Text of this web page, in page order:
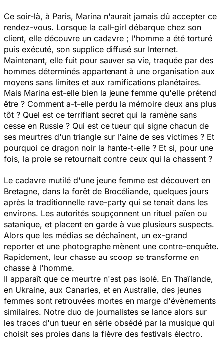
Ce soir-là, à Paris, Marina n'aurait jamais dû accepter ce
rendez-vous. Lorsque la call-girl débarque chez son
client, elle découvre un cadavre ; l'homme a été torturé
puis exécuté, son supplice diffusé sur Internet.
Maintenant, elle fuit pour sauver sa vie, traquée par des
hommes déterminés appartenant à une organisation aux
moyens sans limites et aux ramifications planétaires.
Mais Marina est-elle bien la jeune femme qu'elle prétend
être ? Comment a-t-elle perdu la mémoire deux ans plus
tôt ? Quel est ce terrifiant secret qui la ramène sans
cesse en Russie ? Qui est ce tueur qui signe chacun de
ses meurtres d'un triangle sur l'aine de ses victimes ? Et
pourquoi ce dragon noir la hante-t-elle ? Et si, pour une
fois, la proie se retournait contre ceux qui la chassent ?
Le cadavre mutilé d'une jeune femme est découvert en
Bretagne, dans la forêt de Brocéliande, quelques jours
après la traditionnelle rave-party qui se tenait dans les
environs. Les autorités soupçonnent un rituel païen ou
satanique, et placent en garde à vue plusieurs suspects.
Alors que les médias se déchaînent, un ex-grand
reporter et une photographe mènent une contre-enquête.
Rapidement, leur chasse au scoop se transforme en
chasse à l'homme.
Il apparaît que ce meurtre n'est pas isolé. En Thaïlande,
en Ukraine, aux Canaries, et en Australie, des jeunes
femmes sont retrouvées mortes en marge d'évènements
similaires. Notre duo de journalistes se lance alors sur
les traces d'un tueur en série obsédé par la musique qui
choisit ses proies dans la fièvre des festivals électro.